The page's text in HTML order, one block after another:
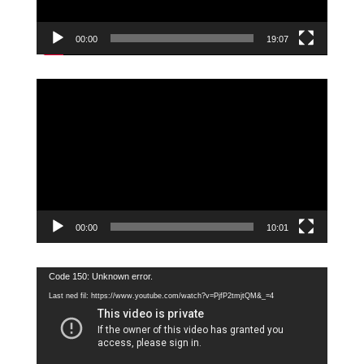
00:00 19:07
00:00 10:01
Videoavspiller
Code 150: Unknown error.
Last ned fil: https://www.youtube.com/watch?v=PjfP2tmjtQM&_=4